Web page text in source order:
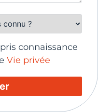
connaissance
Vie privée